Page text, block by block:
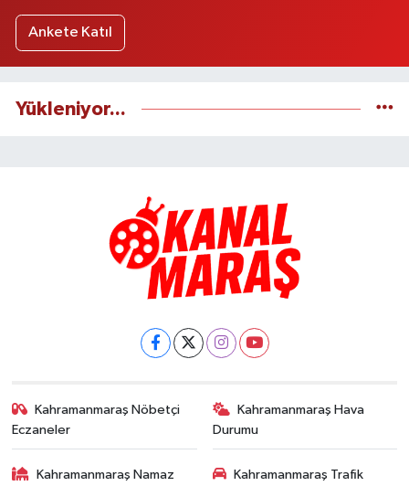
Ankete Katıl
Yükleniyor...
Kahramanmaraş Nöbetçi
Eczaneler
Kahramanmaraş Hava
Durumu
Kahramanmaraş Namaz
Kahramanmaraş Trafik